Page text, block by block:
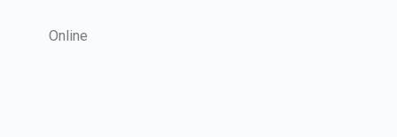
Online